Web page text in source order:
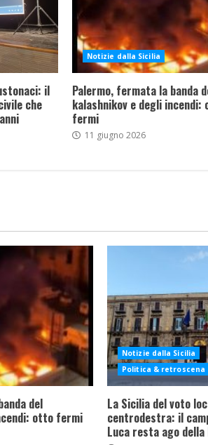
il
che
Notizie dalla Sicilia
Palermo, fermata la banda
kalashnikov e degli incendi:
fermi
11 giugno 2026
del
otto fermi
Notizie dalla Sicilia
Politica & retroscena
La Sicilia del voto
centrodestra: il
Luca resta ago